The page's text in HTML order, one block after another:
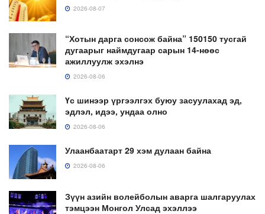
2026-08-07
“Хотын дарга сонсож байна” 150150 тусгай
дугаарыг наймдугаар сарын 14-нөөс
ажиллуулж эхэлнэ
2026-08-06
Үс шинээр үргээлгэх буюу засуулахад эд,
эдлэл, идээ, ундаа олно
2026-08-06
Улаанбаатарт 29 хэм дулаан байна
2026-08-06
Зүүн азийн волейболын аварга шалгаруулах
тэмцээн Монгол Улсад эхэллээ